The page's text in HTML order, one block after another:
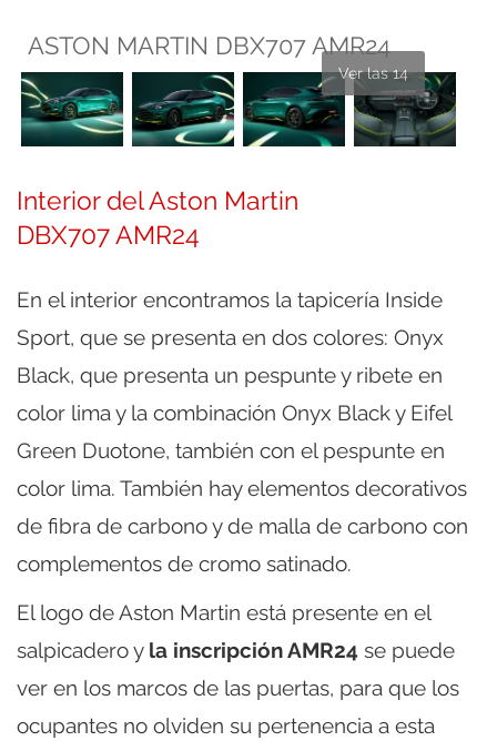
ASTON MARTIN DBX707 AMR24
Ver las 14
Interior del Aston Martin
DBX707 AMR24
En el interior encontramos la tapicería Inside
Sport, que se presenta en dos colores: Onyx
Black, que presenta un pespunte y ribete en
color lima y la combinación Onyx Black y Eifel
Green Duotone, también con el pespunte en
color lima. También hay elementos decorativos
de fibra de carbono y de malla de carbono con
complementos de cromo satinado.
El logo de Aston Martin está presente en el
salpicadero y la inscripción AMR24 se puede
ver en los marcos de las puertas, para que los
ocupantes no olviden su pertenencia a esta